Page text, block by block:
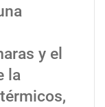
y el
la